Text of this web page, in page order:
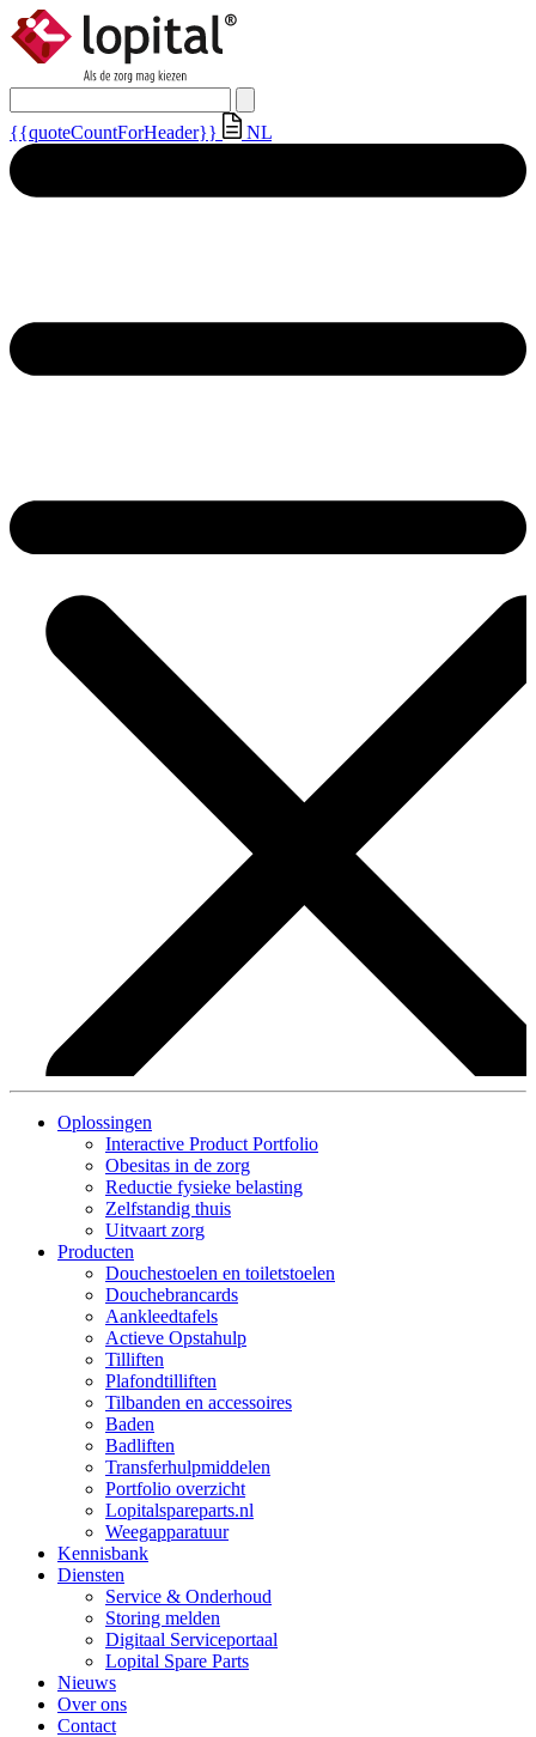
{{quoteCountForHeader}} NL
Oplossingen
Interactive Product Portfolio
Obesitas in de zorg
Reductie fysieke belasting
Zelfstandig thuis
Uitvaart zorg
Producten
Douchestoelen en toiletstoelen
Douchebrancards
Aankleedtafels
Actieve Opstahulp
Tilliften
Plafondtilliften
Tilbanden en accessoires
Baden
Badliften
Transferhulpmiddelen
Portfolio overzicht
Lopitalspareparts.nl
Weegapparatuur
Kennisbank
Diensten
Service & Onderhoud
Storing melden
Digitaal Serviceportaal
Lopital Spare Parts
Nieuws
Over ons
Contact